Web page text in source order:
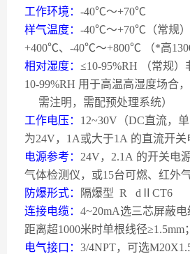
工作环境： -40℃～+70℃
样气温度： -40℃～+70℃（常规）
+400℃、 -40℃～+800℃ （*高
相对湿度： ≤10-95%RH （常规）
10-99%RH 用于高温高湿度场合
需注明，需配预处理系统）
工作电压： 12~30V （DC直流，
为24V， 1A或大于1A 的直流开关
电源参考： 24V， 2.1A 的开关电
气体检测仪，或15台可燃、红外
防爆形式：
隔爆型 R d
CT6
连接电缆： 4~20mA选三芯屏蔽电
距离超1000米时单根线径≥1.5mm
电气接口： 3/4NPT，可选